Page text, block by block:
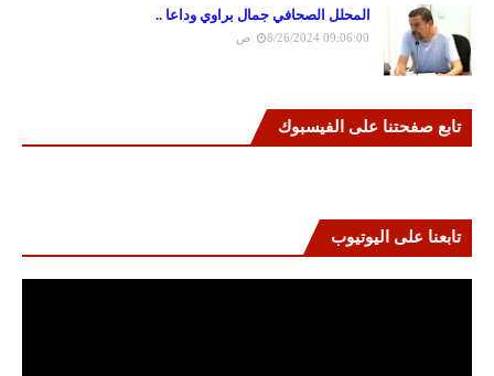
المحلل الصحافي جمال براوي وداعا ..
8/26/2024 09:06:00 ص
تابع صفحتنا على الفيسبوك
تابعنا على اليوتيوب